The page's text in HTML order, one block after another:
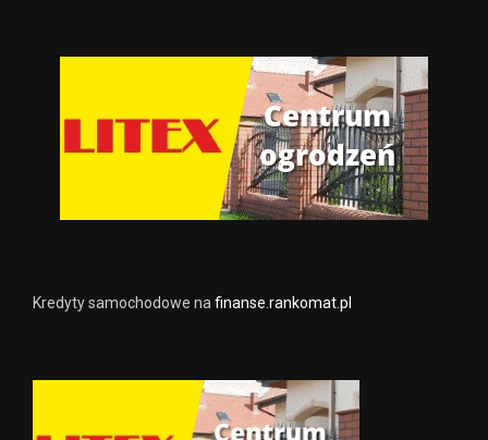
Kredyty samochodowe na finanse.rankomat.pl